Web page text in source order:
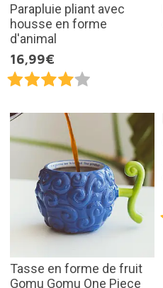
Parapluie pliant avec
housse en forme
d'animal
16,99€
Tasse en forme de fruit
Gomu Gomu One Piece